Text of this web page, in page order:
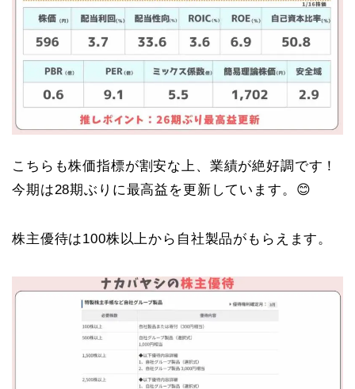
こちらも株価指標が割安な上、業績が絶好調です！
今期は28期ぶりに最高益を更新しています。😊
株主優待は100株以上から自社製品がもらえます。